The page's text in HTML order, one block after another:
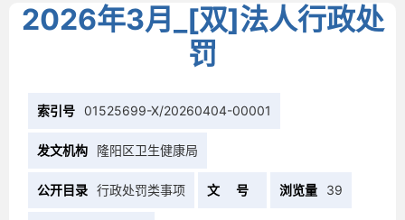
2026年3月_[双]法人行政处
罚
索引号 01525699-X/20260404-00001
发文机构 隆阳区卫生健康局
公开目录 行政处罚类事项 文 号 浏览量 39